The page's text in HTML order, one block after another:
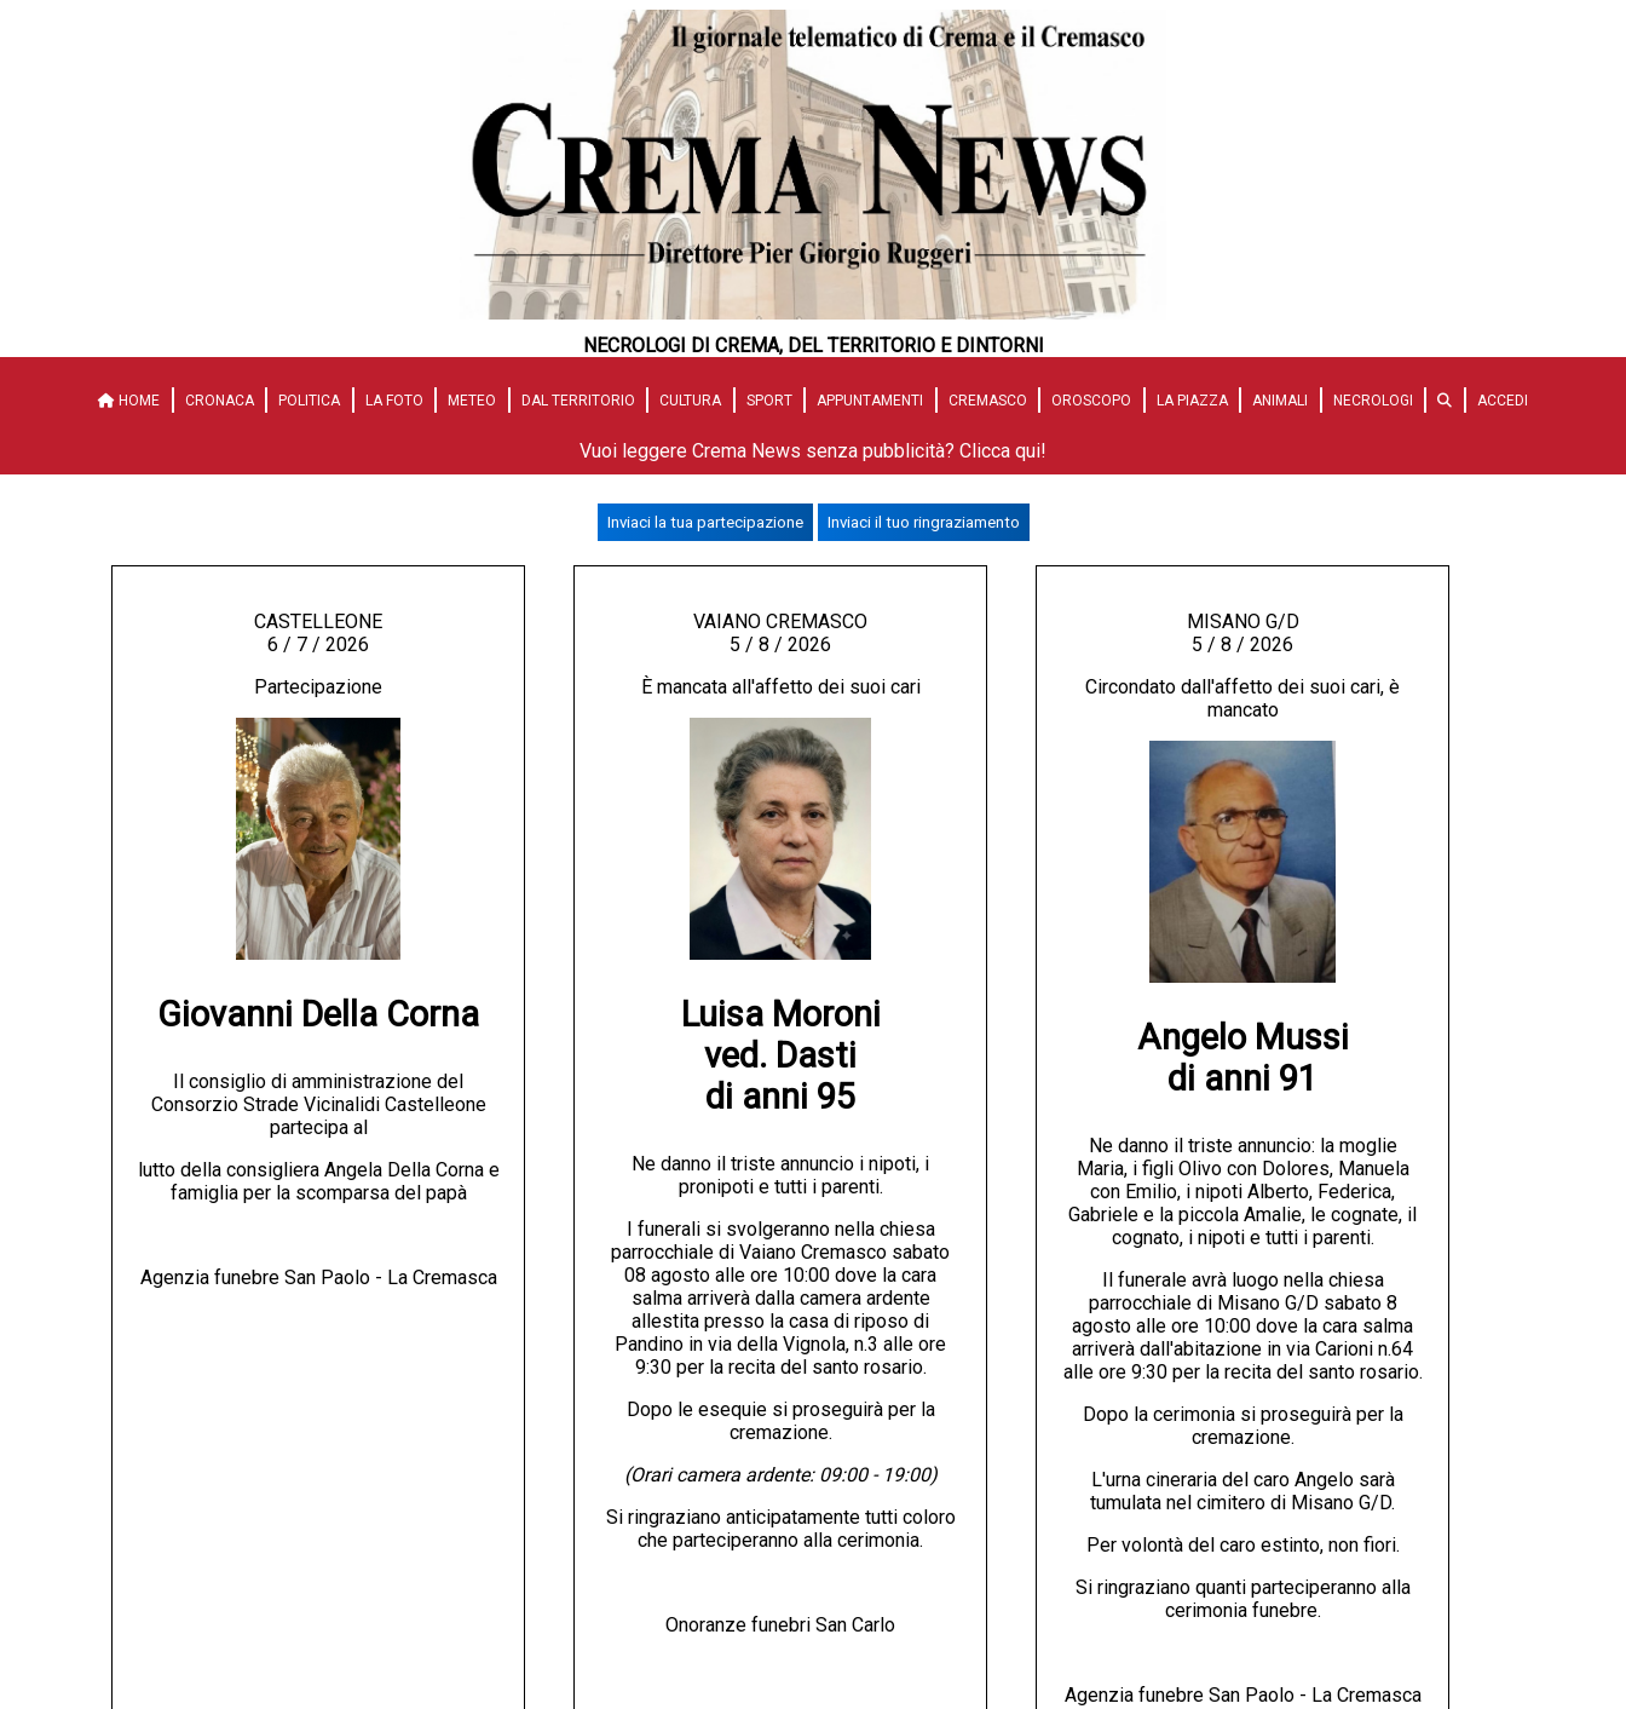
NECROLOGI DI CREMA, DEL TERRITORIO E DINTORNI
HOME CRONACA POLITICA LA FOTO METEO DAL TERRITORIO CULTURA SPORT APPUNTAMENTI CREMASCO OROSCOPO LA PIAZZA ANIMALI NECROLOGI ACCEDI
Vuoi leggere Crema News senza pubblicità? Clicca qui!
Inviaci la tua partecipazione Inviaci il tuo ringraziamento
CASTELLEONE
6 / 7 / 2026
Partecipazione
Giovanni Della Corna
Il consiglio di amministrazione del
Consorzio Strade Vicinalidi Castelleone
partecipa al
lutto della consigliera Angela Della Corna e
famiglia per la scomparsa del papà
Agenzia funebre San Paolo - La Cremasca
VAIANO CREMASCO
5 / 8 / 2026
È mancata all'affetto dei suoi cari
Luisa Moroni
ved. Dasti
di anni 95
Ne danno il triste annuncio i nipoti, i
pronipoti e tutti i parenti.
I funerali si svolgeranno nella chiesa
parrocchiale di Vaiano Cremasco sabato
08 agosto alle ore 10:00 dove la cara
salma arriverà dalla camera ardente
allestita presso la casa di riposo di
Pandino in via della Vignola, n.3 alle ore
9:30 per la recita del santo rosario.
Dopo le esequie si proseguirà per la
cremazione.
(Orari camera ardente: 09:00 - 19:00)
Si ringraziano anticipatamente tutti coloro
che parteciperanno alla cerimonia.
Onoranze funebri San Carlo
MISANO G/D
5 / 8 / 2026
Circondato dall'affetto dei suoi cari, è
mancato
Angelo Mussi
di anni 91
Ne danno il triste annuncio: la moglie
Maria, i figli Olivo con Dolores, Manuela
con Emilio, i nipoti Alberto, Federica,
Gabriele e la piccola Amalie, le cognate, il
cognato, i nipoti e tutti i parenti.
Il funerale avrà luogo nella chiesa
parrocchiale di Misano G/D sabato 8
agosto alle ore 10:00 dove la cara salma
arriverà dall'abitazione in via Carioni n.64
alle ore 9:30 per la recita del santo rosario.
Dopo la cerimonia si proseguirà per la
cremazione.
L'urna cineraria del caro Angelo sarà
tumulata nel cimitero di Misano G/D.
Per volontà del caro estinto, non fiori.
Si ringraziano quanti parteciperanno alla
cerimonia funebre.
Agenzia funebre San Paolo - La Cremasca